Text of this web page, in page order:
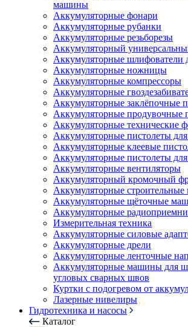
машины
Аккумуляторные фонари
Аккумуляторные рубанки
Аккумуляторные резьборезы
Аккумуляторный
Аккумуляторные шлифователи
Аккумуляторные ножницы
Аккумуляторные компрессоры
Аккумуляторные
Аккумуляторные заклёпочные
Аккумуляторные продувочные
Аккумуляторные технические
Аккумуляторные пистолеты для
Аккумуляторные клеевые
Аккумуляторные пистолеты
Аккумуляторные вентиляторы
Аккумуляторный кромочный
Аккумуляторные
Аккумуляторные щёточные
Аккумуляторные
Измерительная техника
Аккумуляторные силовые
Аккумуляторные дрели
Аккумуляторные ленточные
Аккумуляторные машины для
угловых сварных швов
Куртки с подогревом от
Лазерные нивелиры
Гидротехника и насосы
Каталог